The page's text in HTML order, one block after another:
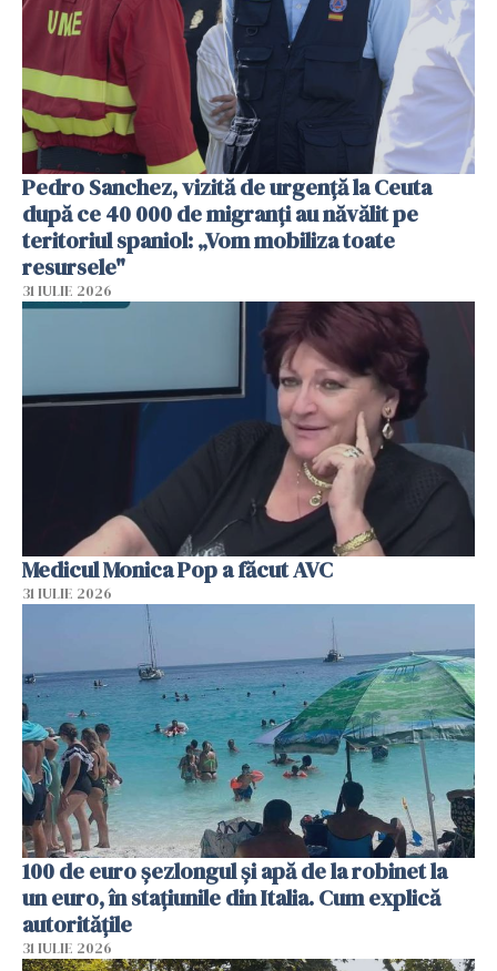
Pedro Sanchez, vizită de urgență la Ceuta
după ce 40 000 de migranți au năvălit pe
teritoriul spaniol: „Vom mobiliza toate
resursele"
31 IULIE 2026
Medicul Monica Pop a făcut AVC
31 IULIE 2026
100 de euro șezlongul și apă de la robinet la
un euro, în stațiunile din Italia. Cum explică
autoritățile
31 IULIE 2026